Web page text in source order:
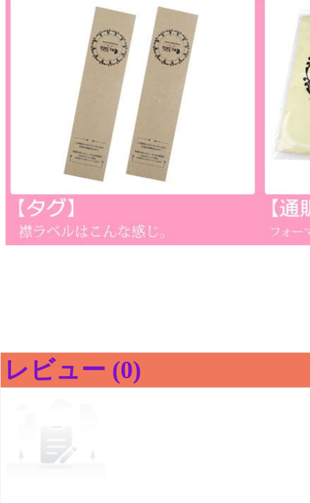
レビュー (0)